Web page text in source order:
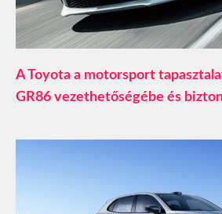
A Toyota a motorsport
GR86 vezethetőségébe és